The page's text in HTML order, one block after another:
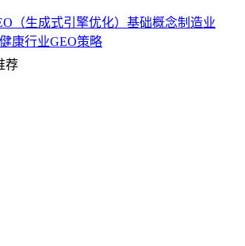
（生成式引擎优化）基础概念制造业
康行业GEO策略
荐